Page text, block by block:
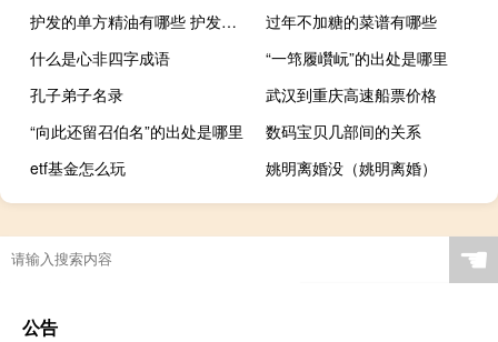
护发的单方精油有哪些 护发精油用什么牌子的好
过年不加糖的菜谱有哪些
什么是心非四字成语
“一筇履巑岏”的出处是哪里
孔子弟子名录
武汉到重庆高速船票价格
“向此还留召伯名”的出处是哪里
数码宝贝几部间的关系
etf基金怎么玩
姚明离婚没（姚明离婚）
☚
公告